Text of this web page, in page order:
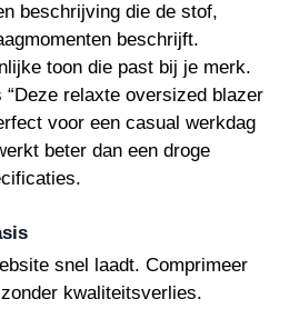
beschrijving die de stof,
beschrijft.
toon die past bij je merk.
relaxte oversized blazer
voor een casual werkdag
beter dan een droge
snel laadt. Comprimeer
kwaliteitsverlies.